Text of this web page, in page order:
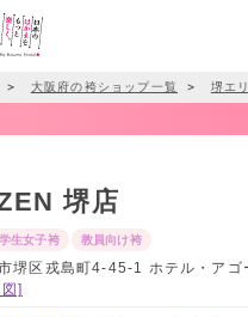
＞ 大阪府の袴ショップ一覧 ＞ 堺エ
堺店
生女子袴 教員向け袴
堺区戎島町4-45-1 ホテル・ア
]